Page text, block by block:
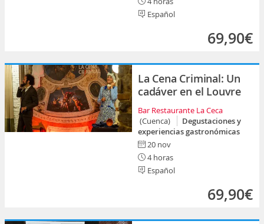
Español
69,90€
La Cena Criminal: Un
cadáver en el Louvre
Bar Restaurante La Ceca
(Cuenca)
Degustaciones y
experiencias gastronómicas
20 nov
4 horas
Español
69,90€